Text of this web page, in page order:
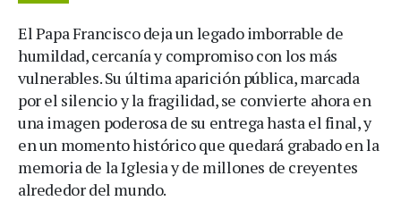
El Papa Francisco deja un legado imborrable de
humildad, cercanía y compromiso con los más
vulnerables. Su última aparición pública, marcada
por el silencio y la fragilidad, se convierte ahora en
una imagen poderosa de su entrega hasta el final, y
en un momento histórico que quedará grabado en la
memoria de la Iglesia y de millones de creyentes
alrededor del mundo.